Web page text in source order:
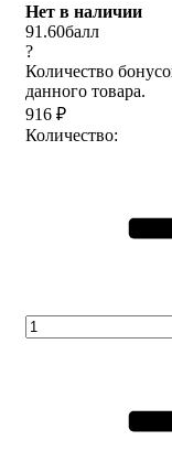
Нет в наличии
91.60балл
?
Количество
данного товара.
916 ₽
Количество: